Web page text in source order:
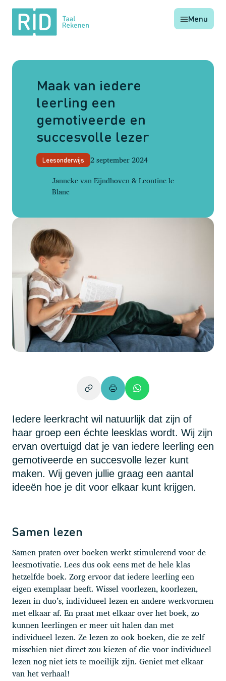
RID
Taal
Rekenen
Menu
Maak van iedere
leerling een
gemotiveerde en
succesvolle lezer
Leesonderwijs
2 september 2024
Janneke van Eijndhoven & Leontine le
Blanc
Iedere leerkracht wil natuurlijk dat zijn of
haar groep een échte leesklas wordt. Wij zijn
ervan overtuigd dat je van iedere leerling een
gemotiveerde en succesvolle lezer kunt
maken. Wij geven jullie graag een aantal
ideeën hoe je dit voor elkaar kunt krijgen.
Samen lezen
Samen praten over boeken werkt stimulerend voor de
leesmotivatie. Lees dus ook eens met de hele klas
hetzelfde boek. Zorg ervoor dat iedere leerling een
eigen exemplaar heeft. Wissel voorlezen, koorlezen,
lezen in duo’s, individueel lezen en andere werkvormen
met elkaar af. En praat met elkaar over het boek, zo
kunnen leerlingen er meer uit halen dan met
individueel lezen. Ze lezen zo ook boeken, die ze zelf
misschien niet direct zou kiezen of die voor individueel
lezen nog niet iets te moeilijk zijn. Geniet met elkaar
van het verhaal!